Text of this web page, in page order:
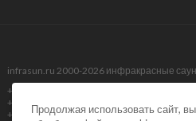
infrasun.ru 2000-2026 инфракрасные
+7 (499) 495-40-51,
+7 (499) 288-09-98 ,
+7 (495) 374-51-40
Продолжая использовать сайт,